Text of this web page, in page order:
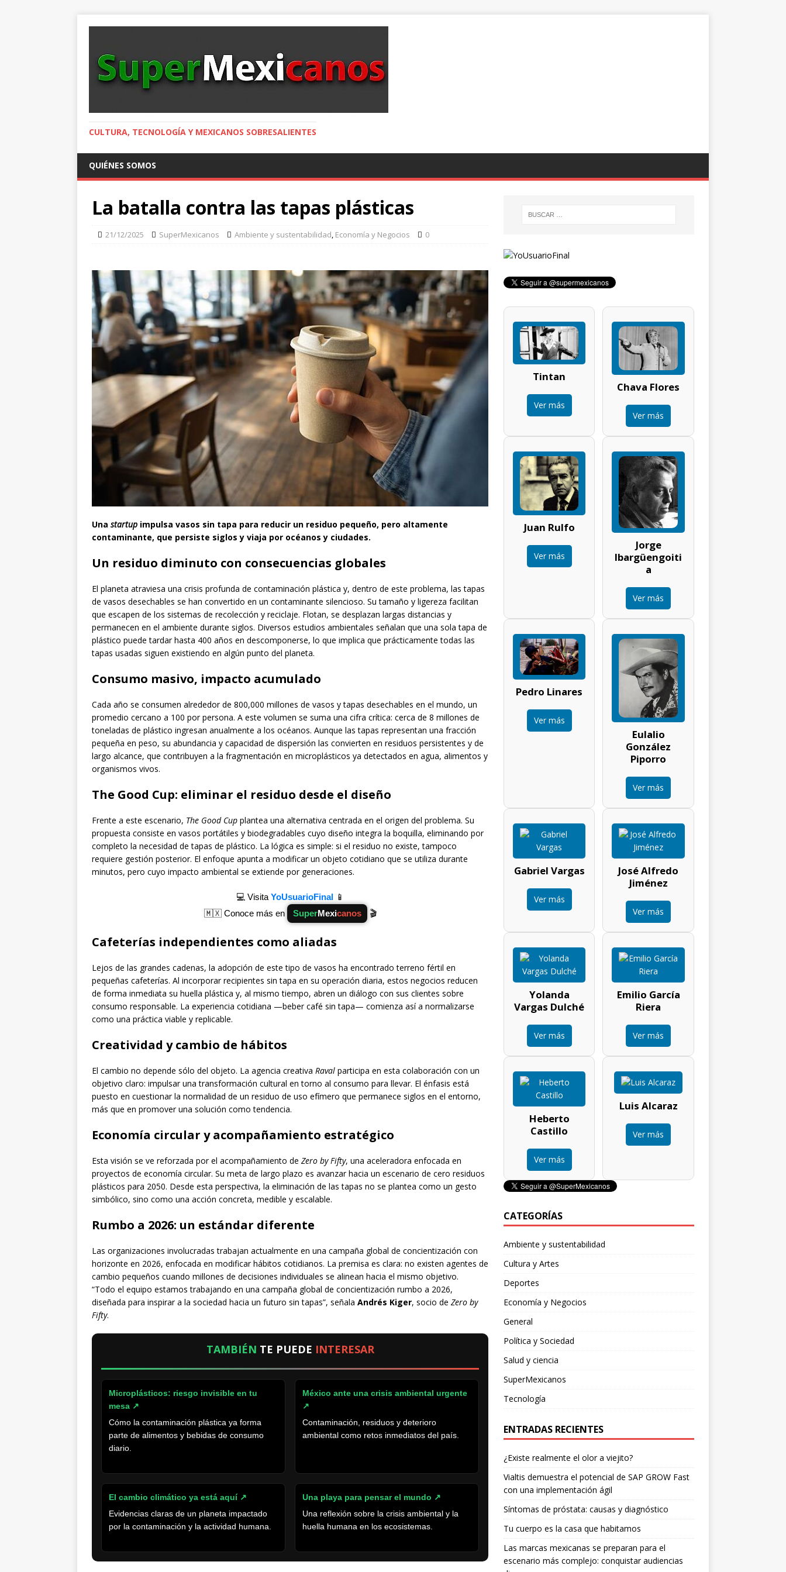
CULTURA, TECNOLOGÍA Y MEXICANOS SOBRESALIENTES
QUIÉNES SOMOS
La batalla contra las tapas plásticas
21/12/2025 SuperMexicanos Ambiente y sustentabilidad, Economía y Negocios 0
Una startup impulsa vasos sin tapa para reducir un residuo pequeño, pero altamente
contaminante, que persiste siglos y viaja por océanos y ciudades.
Un residuo diminuto con consecuencias globales
El planeta atraviesa una crisis profunda de contaminación plástica y, dentro de este problema, las tapas
de vasos desechables se han convertido en un contaminante silencioso. Su tamaño y ligereza facilitan
que escapen de los sistemas de recolección y reciclaje. Flotan, se desplazan largas distancias y
permanecen en el ambiente durante siglos. Diversos estudios ambientales señalan que una sola tapa de
plástico puede tardar hasta 400 años en descomponerse, lo que implica que prácticamente todas las
tapas usadas siguen existiendo en algún punto del planeta.
Consumo masivo, impacto acumulado
Cada año se consumen alrededor de 800,000 millones de vasos y tapas desechables en el mundo, un
promedio cercano a 100 por persona. A este volumen se suma una cifra crítica: cerca de 8 millones de
toneladas de plástico ingresan anualmente a los océanos. Aunque las tapas representan una fracción
pequeña en peso, su abundancia y capacidad de dispersión las convierten en residuos persistentes y de
largo alcance, que contribuyen a la fragmentación en microplásticos ya detectados en agua, alimentos y
organismos vivos.
The Good Cup: eliminar el residuo desde el diseño
Frente a este escenario, The Good Cup plantea una alternativa centrada en el origen del problema. Su
propuesta consiste en vasos portátiles y biodegradables cuyo diseño integra la boquilla, eliminando por
completo la necesidad de tapas de plástico. La lógica es simple: si el residuo no existe, tampoco
requiere gestión posterior. El enfoque apunta a modificar un objeto cotidiano que se utiliza durante
minutos, pero cuyo impacto ambiental se extiende por generaciones.
💻 Visita YoUsuarioFinal 📱
🇲🇽 Conoce más en
SuperMexicanos 🎬
Cafeterías independientes como aliadas
Lejos de las grandes cadenas, la adopción de este tipo de vasos ha encontrado terreno fértil en
pequeñas cafeterías. Al incorporar recipientes sin tapa en su operación diaria, estos negocios reducen
de forma inmediata su huella plástica y, al mismo tiempo, abren un diálogo con sus clientes sobre
consumo responsable. La experiencia cotidiana —beber café sin tapa— comienza así a normalizarse
como una práctica viable y replicable.
Creatividad y cambio de hábitos
El cambio no depende sólo del objeto. La agencia creativa Raval participa en esta colaboración con un
objetivo claro: impulsar una transformación cultural en torno al consumo para llevar. El énfasis está
puesto en cuestionar la normalidad de un residuo de uso efímero que permanece siglos en el entorno,
más que en promover una solución como tendencia.
Economía circular y acompañamiento estratégico
Esta visión se ve reforzada por el acompañamiento de Zero by Fifty, una aceleradora enfocada en
proyectos de economía circular. Su meta de largo plazo es avanzar hacia un escenario de cero residuos
plásticos para 2050. Desde esta perspectiva, la eliminación de las tapas no se plantea como un gesto
simbólico, sino como una acción concreta, medible y escalable.
Rumbo a 2026: un estándar diferente
Las organizaciones involucradas trabajan actualmente en una campaña global de concientización con
horizonte en 2026, enfocada en modificar hábitos cotidianos. La premisa es clara: no existen agentes de
cambio pequeños cuando millones de decisiones individuales se alinean hacia el mismo objetivo.
“Todo el equipo estamos trabajando en una campaña global de concientización rumbo a 2026,
diseñada para inspirar a la sociedad hacia un futuro sin tapas”, señala Andrés Kiger, socio de Zero by
Fifty.
TAMBIÉN TE PUEDE INTERESAR
Microplásticos: riesgo invisible en tu
mesa ↗
Cómo la contaminación plástica ya forma
parte de alimentos y bebidas de consumo
diario.
México ante una crisis ambiental urgente
↗
Contaminación, residuos y deterioro
ambiental como retos inmediatos del país.
El cambio climático ya está aquí ↗
Evidencias claras de un planeta impactado
por la contaminación y la actividad humana.
Una playa para pensar el mundo ↗
Una reflexión sobre la crisis ambiental y la
huella humana en los ecosistemas.
Tintan
Ver más
Chava Flores
Ver más
Juan Rulfo
Ver más
Jorge
Ibargüengoiti
a
Ver más
Pedro Linares
Ver más
Eulalio
González
Piporro
Ver más
Gabriel Vargas
Ver más
José Alfredo
Jiménez
Ver más
Yolanda
Vargas Dulché
Ver más
Emilio García
Riera
Ver más
Heberto
Castillo
Ver más
Luis Alcaraz
Ver más
CATEGORÍAS
Ambiente y sustentabilidad
Cultura y Artes
Deportes
Economía y Negocios
General
Política y Sociedad
Salud y ciencia
SuperMexicanos
Tecnología
ENTRADAS RECIENTES
¿Existe realmente el olor a viejito?
Vialtis demuestra el potencial de SAP GROW Fast
con una implementación ágil
Síntomas de próstata: causas y diagnóstico
Tu cuerpo es la casa que habitamos
Las marcas mexicanas se preparan para el
escenario más complejo: conquistar audiencias